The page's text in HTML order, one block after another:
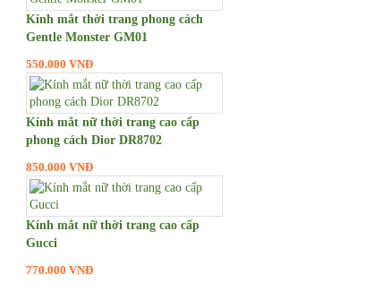
Kính mắt thời trang phong cách
Gentle Monster GM01
550.000 VNĐ
Kính mắt nữ thời trang cao cấp
phong cách Dior DR8702
850.000 VNĐ
Kính mắt nữ thời trang cao cấp
Gucci
770.000 VNĐ